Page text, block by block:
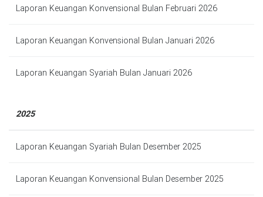
Laporan Keuangan Konvensional Bulan Februari 2026
Laporan Keuangan Konvensional Bulan Januari 2026
Laporan Keuangan Syariah Bulan Januari 2026
2025
Laporan Keuangan Syariah Bulan Desember 2025
Laporan Keuangan Konvensional Bulan Desember 2025